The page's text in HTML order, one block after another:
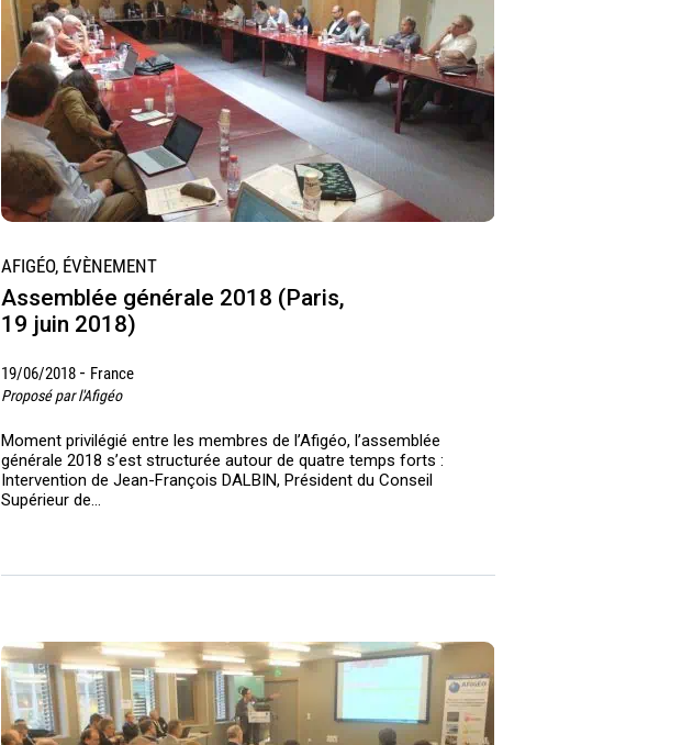
AFIGÉO, ÉVÈNEMENT
Assemblée générale 2018 (Paris,
19 juin 2018)
19/06/2018 - France
Proposé par l'Afigéo
Moment privilégié entre les membres de l’Afigéo, l’assemblée
générale 2018 s’est structurée autour de quatre temps forts :
Intervention de Jean-François DALBIN, Président du Conseil
Supérieur de…